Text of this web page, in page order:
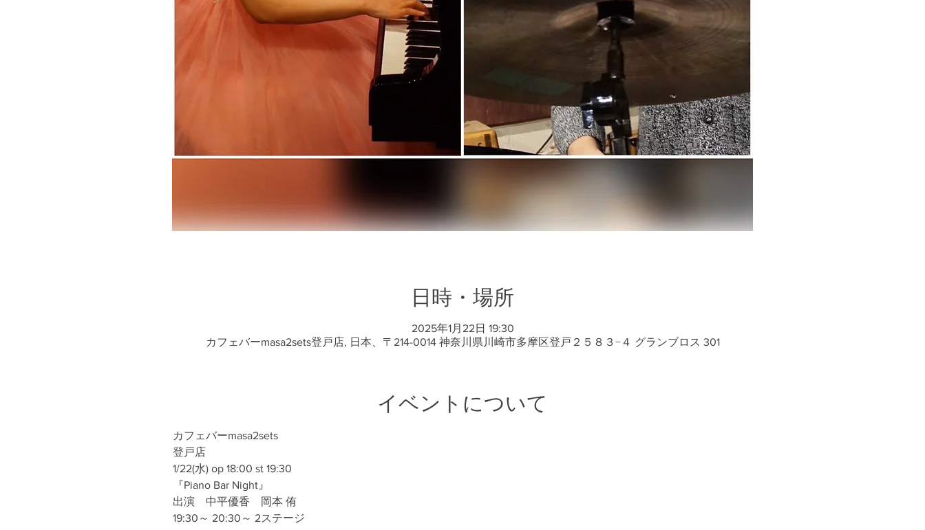
日時・場所
2025年1月22日 19:30
カフェバーmasa2sets登戸店, 日本、〒214-0014 神奈川県川崎市多摩区登戸２５８３−４ グランブロス 301
イベントについて
カフェバーmasa2sets
登戸店
1/22(水) op 18:00 st 19:30
『Piano Bar Night』
出演　中平優香　岡本 侑
19:30～ 20:30～ 2ステージ